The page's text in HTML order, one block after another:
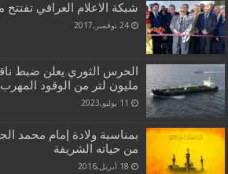
شبكة الاعلام العراقي تفتتح
24 نوفمبر,2017
الحرس الثوري يعلن ضبط
مليون لتر من الوقود
11 يوليو,2023
بمناسبة ولادة إمام محمد
من حياته الشريفة
18 أبريل,2016